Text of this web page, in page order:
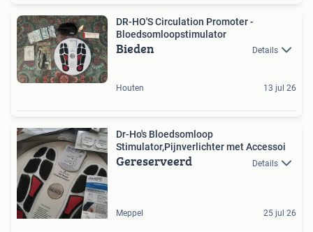
DR-HO'S Circulation Promoter -
Bloedsomloopstimulator
Bieden Details
Houten 13 jul 26
Dr-Ho's Bloedsomloop
Stimulator,Pijnverlichter met Accessoi
Gereserveerd Details
Meppel 25 jul 26